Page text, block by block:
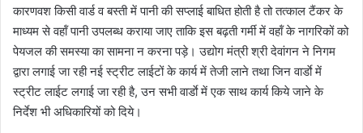
कारणवश किसी वार्ड व बस्ती में पानी की सप्लाई बाधित होती है तो तत्काल टैंकर के
माध्यम से वहॉं पानी उपलब्ध कराया जाए ताकि इस बढ़ती गर्मी में वहॉं के नागरिकों को
पेयजल की समस्या का सामना न करना पड़े। उद्योग मंत्री श्री देवांगन ने निगम
द्वारा लगाई जा रही नई स्ट्रीट लाईटों के कार्य में तेजी लाने तथा जिन वार्डाे में
स्ट्रीट लाईट लगाई जा रही है, उन सभी वार्डाे में एक साथ कार्य किये जाने के
निर्देश भी अधिकारियों को दिये।